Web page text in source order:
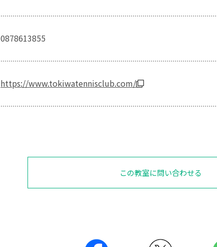
0878613855
https://www.tokiwatennisclub.com/
この教室に問い合わせる